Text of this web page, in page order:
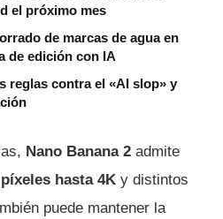
el próximo mes
de marcas de agua en
de edición con IA
reglas contra el «AI slop» y
Nano Banana 2 admite
hasta 4K y distintos
puede mantener la